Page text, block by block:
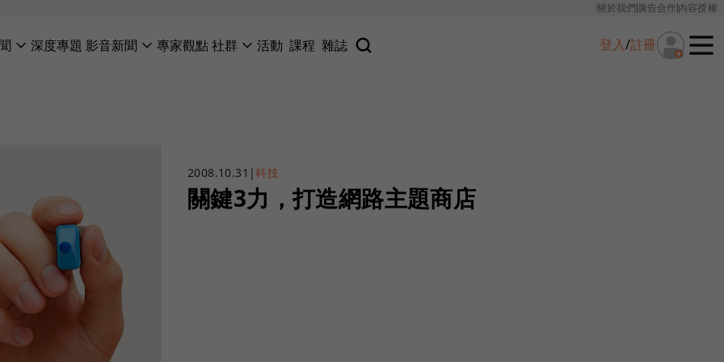
關於我們廣告合作內容授權
深度專題 影音新聞 專家觀點社群 活動 課程 雜誌 登入/註冊
2008.10.31 |科技
關鍵3力，打造網路主題商店